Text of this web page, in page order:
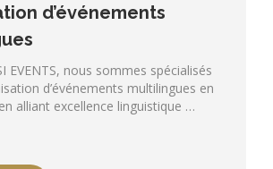
d’événements
EVENTS, nous sommes spécialisés
d’événements multilingues en
alliant excellence linguistique …